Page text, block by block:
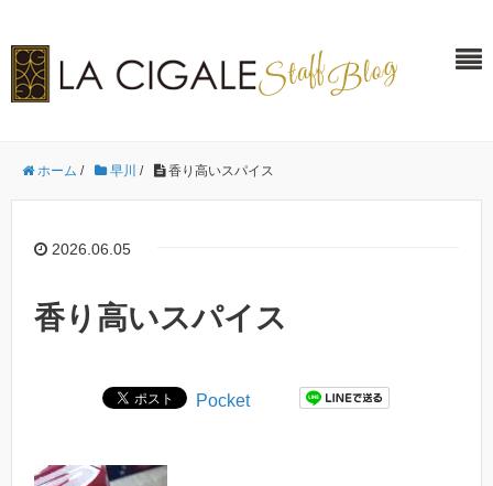
ホーム / 早川 / 香り高いスパイス
2026.06.05
香り高いスパイス
Pocket